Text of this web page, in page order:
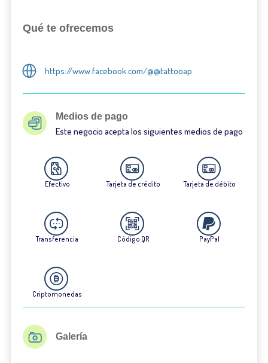
Qué te ofrecemos
https://www.facebook.com/@@tattooap
Medios de pago
Este negocio acepta los siguientes medios de pago
Efectivo Tarjeta de crédito Tarjeta de débito
Transferencia Código QR PayPal
Criptomonedas
Galería